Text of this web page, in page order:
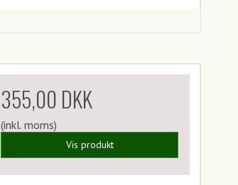
355,00 DKK
(inkl. moms)
Vis produkt